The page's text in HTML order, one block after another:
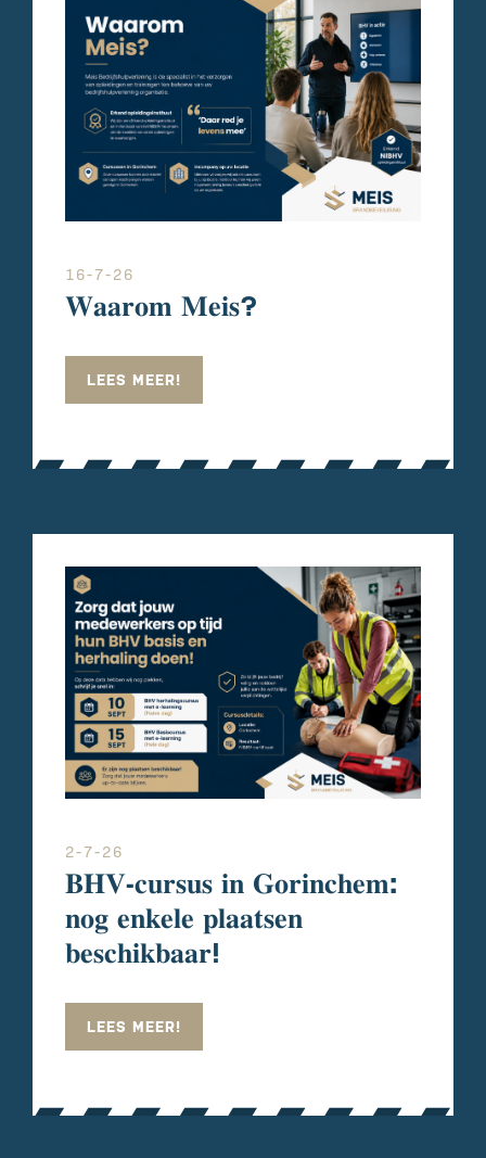
16-7-26
𝐖𝐚𝐚𝐫𝐨𝐦 𝐌𝐞𝐢𝐬?
LEES MEER!
2-7-26
𝐁𝐇𝐕-𝐜𝐮𝐫𝐬𝐮𝐬 𝐢𝐧 𝐆𝐨𝐫𝐢𝐧𝐜𝐡𝐞𝐦:
𝐧𝐨𝐠 𝐞𝐧𝐤𝐞𝐥𝐞 𝐩𝐥𝐚𝐚𝐭𝐬𝐞𝐧
𝐛𝐞𝐬𝐜𝐡𝐢𝐤𝐛𝐚𝐚𝐫!
LEES MEER!